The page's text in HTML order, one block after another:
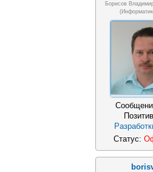
Борисов
Статус: